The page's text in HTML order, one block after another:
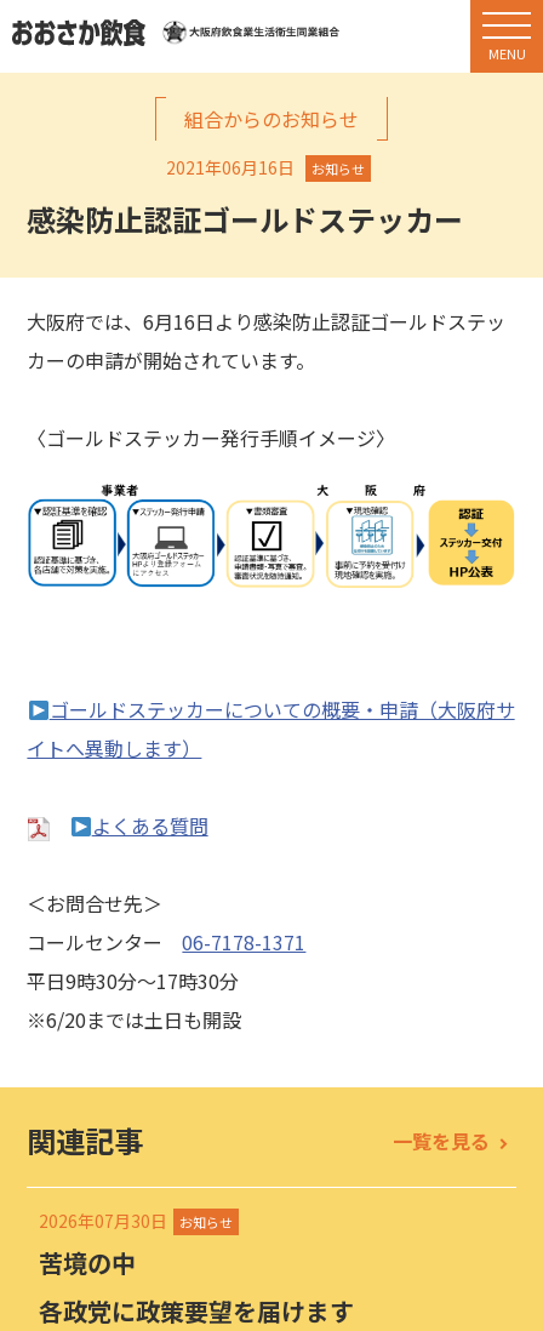
組合からのお知らせ
2021年06月16日 お知らせ
感染防止認証ゴールドステッカー
大阪府では、6月16日より感染防止認証ゴールドステッ
カーの申請が開始されています。
〈ゴールドステッカー発行手順イメージ〉
ゴールドステッカーについての概要・申請（大阪府サ
イトへ異動します）
よくある質問
＜お問合せ先＞
コールセンター06-7178-1371
平日9時30分～17時30分
※6/20までは土日も開設
関連記事 一覧を見る
2026年07月30日 お知らせ
苦境の中
各政党に政策要望を届けます